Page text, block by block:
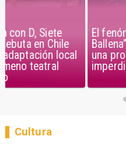
El fenómeno de “La
Ballena” llega a Chile con
una propuesta teatral
imperdible
Cultura